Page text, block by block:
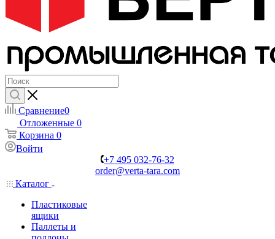
Сравнение0
Отложенные 0
Корзина 0
Войти
+7 495 032-76-32
order@verta-tara.com
Каталог
Пластиковые
ящики
Паллеты и